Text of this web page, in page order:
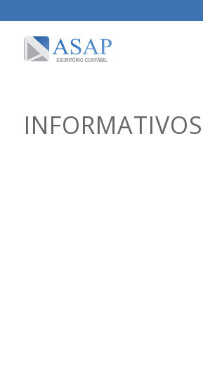
INFORMATIVOS